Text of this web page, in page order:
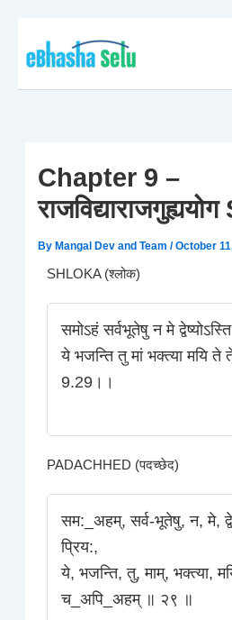
content
Chapter 9 –
By Mangal Dev and Team/October
SHLOKA (श्लोक)
समोऽहं सर्वभूतेषु न मे
ये भजन्ति तु मां भक्त्या मयि ते
9.29।।
PADACHHED (पदच्छेद)
सम:_अहम्‌, सर्व-भूतेषु, न, मे,
प्रिय:,
ये, भजन्ति, तु, माम्‌, भक्त्या,
च_अपि_अहम्‌ ॥ २९ ॥